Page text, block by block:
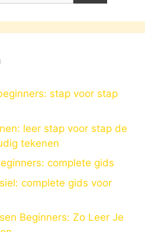
stap voor stap
leer stap voor stap de
tekenen
complete gids
complete gids voor
Beginners: Zo Leer Je